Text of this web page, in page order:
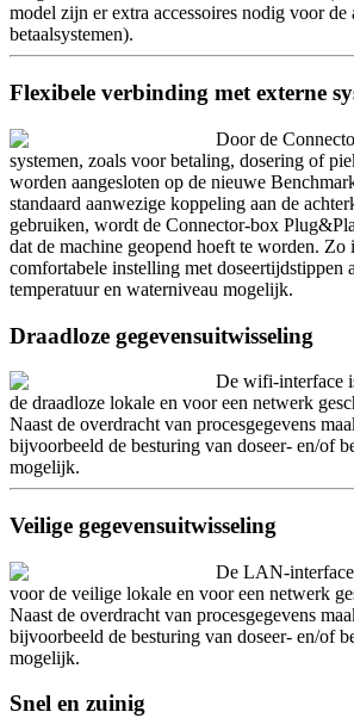
model zijn er extra accessoires nodig voor de
betaalsystemen).
Flexibele verbinding met externe
Door de
systemen, zoals voor betaling, dosering of
worden aangesloten op de nieuwe
standaard aanwezige koppeling aan de
gebruiken, wordt de Connector-box
dat de machine geopend hoeft te worden. Zo
comfortabele instelling met doseertijdstippen
temperatuur en waterniveau mogelijk.
Draadloze gegevensuitwisseling
De wifi-interface
de draadloze lokale en voor een netwerk
Naast de overdracht van procesgegevens
bijvoorbeeld de besturing van doseer- en/of
mogelijk.
Veilige gegevensuitwisseling
De LAN-
voor de veilige lokale en voor een netwerk
Naast de overdracht van procesgegevens
bijvoorbeeld de besturing van doseer- en/of
mogelijk.
Snel en zuinig